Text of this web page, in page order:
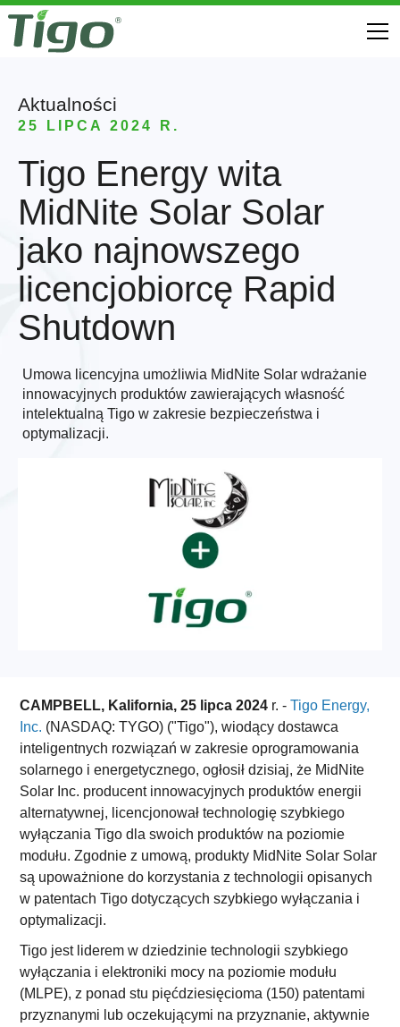
Aktualności
25 LIPCA 2024 R.
Tigo Energy wita
MidNite Solar Solar
jako najnowszego
licencjobiorcę Rapid
Shutdown
Umowa licencyjna umożliwia MidNite Solar wdrażanie
innowacyjnych produktów zawierających własność
intelektualną Tigo w zakresie bezpieczeństwa i
optymalizacji.
CAMPBELL, Kalifornia, 25 lipca 2024 r. -Tigo Energy,
Inc. (NASDAQ: TYGO) ("Tigo"), wiodący dostawca
inteligentnych rozwiązań w zakresie oprogramowania
solarnego i energetycznego, ogłosił dzisiaj, że MidNite
Solar Inc. producent innowacyjnych produktów energii
alternatywnej, licencjonował technologię szybkiego
wyłączania Tigo dla swoich produktów na poziomie
modułu. Zgodnie z umową, produkty MidNite Solar Solar
są upoważnione do korzystania z technologii opisanych
w patentach Tigo dotyczących szybkiego wyłączania i
optymalizacji.
Tigo jest liderem w dziedzinie technologii szybkiego
wyłączania i elektroniki mocy na poziomie modułu
(MLPE), z ponad stu pięćdziesięcioma (150) patentami
przyznanymi lub oczekującymi na przyznanie, aktywnie